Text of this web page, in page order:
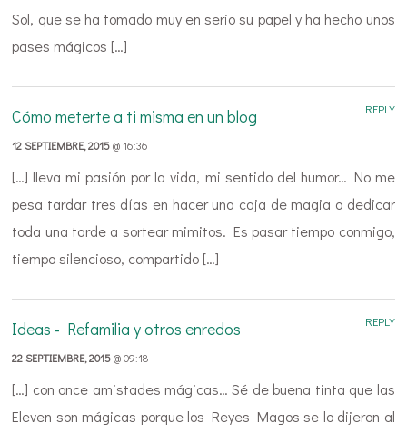
Sol, que se ha tomado muy en serio su papel y ha hecho unos
pases mágicos […]
Cómo meterte a ti misma en un blog
12 SEPTIEMBRE, 2015@ 16:36
[…] lleva mi pasión por la vida, mi sentido del humor… No me
pesa tardar tres días en hacer una caja de magia o dedicar
toda una tarde a sortear mimitos. Es pasar tiempo conmigo,
tiempo silencioso, compartido […]
REPLY
Ideas - Refamilia y otros enredos
22 SEPTIEMBRE, 2015@ 09:18
[…] con once amistades mágicas… Sé de buena tinta que las
Eleven son mágicas porque los Reyes Magos se lo dijeron al
REPLY